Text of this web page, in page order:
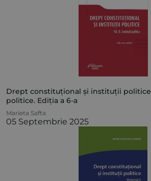
Drept constituțional și instituții politice Vol. II. Instituții
politice. Ediția a 6-a
Marieta Safta
05 Septembrie 2025